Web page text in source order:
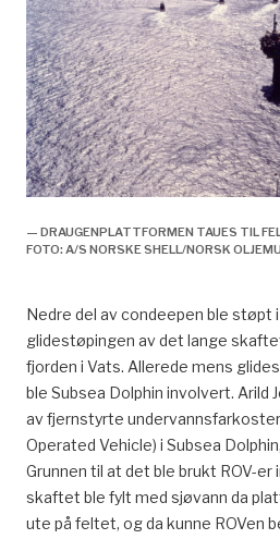
— DRAUGENPLATTFORMEN TAUES TIL
FOTO: A/S NORSKE SHELL/NORSK
Nedre del av condeepen ble støpt
glidestøpingen av det lange
fjorden i Vats. Allerede mens
ble Subsea Dolphin involvert. Arild
av fjernstyrte
Operated Vehicle) i Subsea
Grunnen til at det ble brukt ROV-
skaftet ble fylt med sjøvann da
ute på feltet, og da kunne ROVen